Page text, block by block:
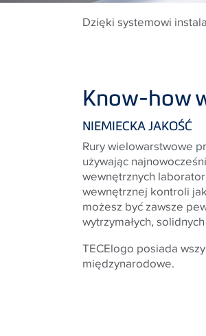
Dzięki systemowi
Know-how
NIEMIECKA JAKOŚĆ
Rury wielowarstwowe
używając
wewnętrznych
wewnętrznej kontroli
możesz być zawsze
wytrzymałych,
TECElogo posiada
międzynarodowe.